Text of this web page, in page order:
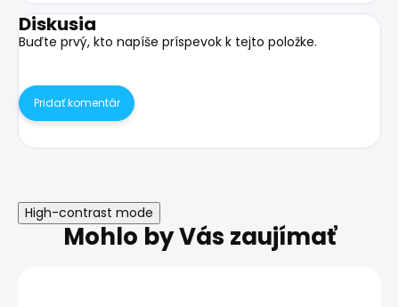
Diskusia
Buďte prvý, kto napíše príspevok k tejto položke.
Pridať komentár
High-contrast mode
Mohlo by Vás zaujímať